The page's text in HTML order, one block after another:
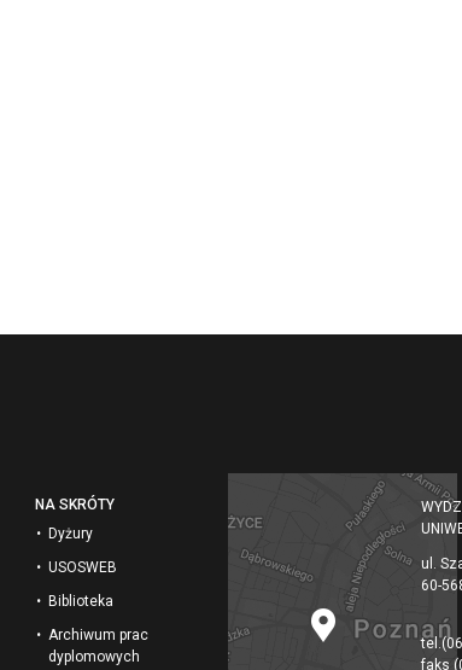
NA SKRÓTY
Dyżury
USOSWEB
Biblioteka
Archiwum prac
dyplomowych
ul.
60-
tel.
faks